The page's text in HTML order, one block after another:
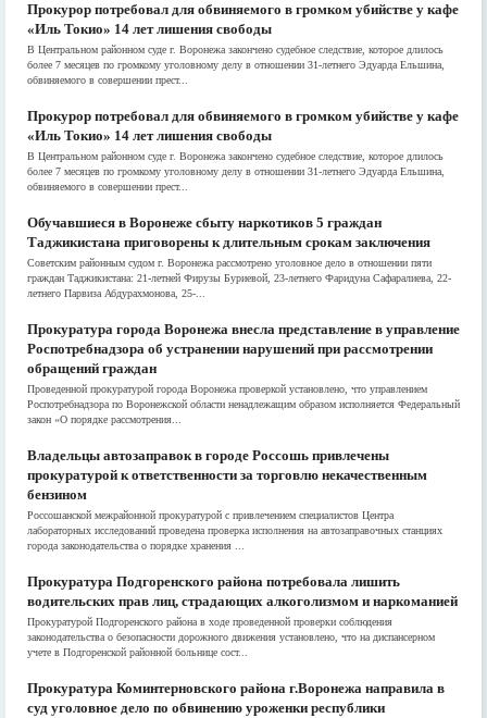
Прокурор потребовал для обвиняемого в громком убийстве у кафе
«Иль Токио» 14 лет лишения свободы
В Центральном районном суде г. Воронежа закончено судебное следствие, которое длилось
более 7 месяцев по громкому уголовному делу в отношении 31-летнего Эдуарда Ельшина,
обвиняемого в совершении прест...
Прокурор потребовал для обвиняемого в громком убийстве у кафе
«Иль Токио» 14 лет лишения свободы
В Центральном районном суде г. Воронежа закончено судебное следствие, которое длилось
более 7 месяцев по громкому уголовному делу в отношении 31-летнего Эдуарда Ельшина,
обвиняемого в совершении прест...
Обучавшиеся в Воронеже сбыту наркотиков 5 граждан
Таджикистана приговорены к длительным срокам заключения
Советским районным судом г. Воронежа рассмотрено уголовное дело в отношении пяти
граждан Таджикистана: 21-летней Фирузы Буриевой, 23-летнего Фаридуна Сафаралиева, 22-
летнего Парвиза Абдурахмонова, 25-...
Прокуратура города Воронежа внесла представление в управление
Роспотребнадзора об устранении нарушений при рассмотрении
обращений граждан
Проведенной прокуратурой города Воронежа проверкой установлено, что управлением
Роспотребнадзора по Воронежской области ненадлежащим образом исполняется Федеральный
закон «О порядке рассмотрения...
Владельцы автозаправок в городе Россошь привлечены
прокуратурой к ответственности за торговлю некачественным
бензином
Россошанской межрайонной прокуратурой с привлечением специалистов Центра
лабораторных исследований проведена проверка исполнения на автозаправочных станциях
города законодательства о порядке хранения ...
Прокуратура Подгоренского района потребовала лишить
водительских прав лиц, страдающих алкоголизмом и наркоманией
Прокуратурой Подгоренского района в ходе проведенной проверки соблюдения
законодательства о безопасности дорожного движения установлено, что на диспансерном
учете в Подгоренской районной больнице сост...
Прокуратура Коминтерновского района г.Воронежа направила в
суд уголовное дело по обвинению уроженки республики